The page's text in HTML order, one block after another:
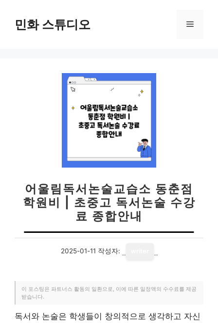
민화 스튜디오 메
어울림독서논술교습소 동춘점
학원비 | 초중고 독서논술 수강
료 종합안내
2025-01-11 작성자:
이 포스팅은 파트너스 활동의 일환으로, 이에 따른 일정액의 수수료를 제공
받습니다.
독서와 논술은 학생들이 창의적으로 생각하고 자신